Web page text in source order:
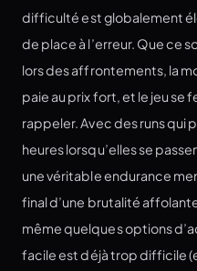
difficulté est globalement
de place à l’erreur. Que ce
lors des affrontements, la
paie au prix fort, et le jeu se
rappeler. Avec des runs qui
heures lorsqu’elles se
une véritable endurance
final d’une brutalité
même quelques options
facile est déjà trop difficile